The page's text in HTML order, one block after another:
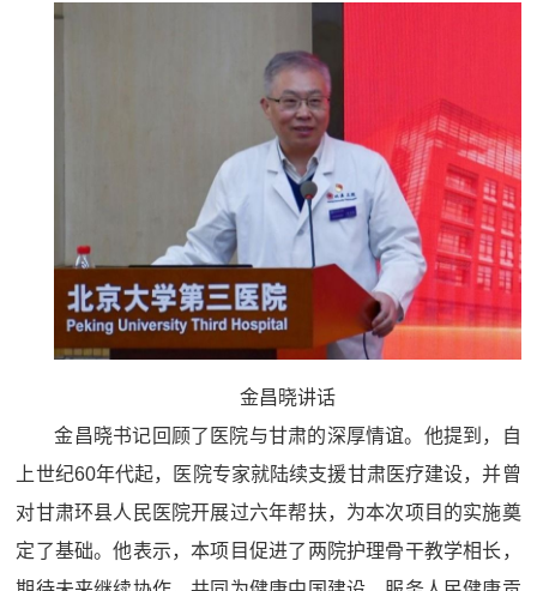
金昌晓讲话
金昌晓书记回顾了医院与甘肃的深厚情谊。他提到，自
上世纪60年代起，医院专家就陆续支援甘肃医疗建设，并曾
对甘肃环县人民医院开展过六年帮扶，为本次项目的实施奠
定了基础。他表示，本项目促进了两院护理骨干教学相长，